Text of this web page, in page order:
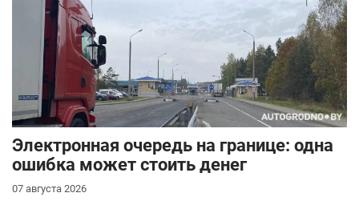
Электронная очередь на границе: одна
ошибка может стоить денег
07 августа 2026